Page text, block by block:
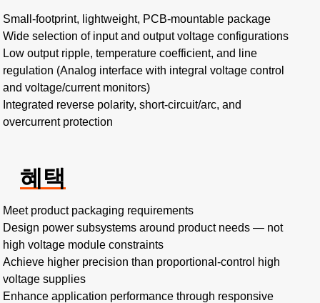
Small-footprint, lightweight, PCB-mountable package
Wide selection of input and output voltage configurations
Low output ripple, temperature coefficient, and line
regulation (Analog interface with integral voltage control
and voltage/current monitors)
Integrated reverse polarity, short-circuit/arc, and
overcurrent protection
혜택
Meet product packaging requirements
Design power subsystems around product needs — not
high voltage module constraints
Achieve higher precision than proportional-control high
voltage supplies
Enhance application performance through responsive